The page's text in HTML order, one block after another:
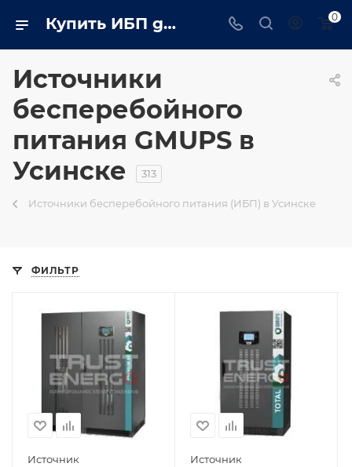
Купить ИБП gmups в Усинске 0
Источники
бесперебойного
питания GMUPS в
Усинске
313
Источники бесперебойного питания (ИБП) в Усинске
ФИЛЬТР
Источник
Источник